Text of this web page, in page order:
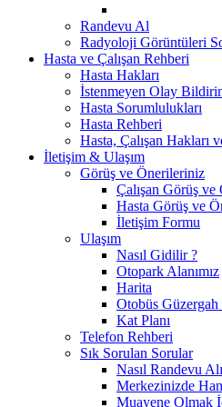
Randevu Al
Radyoloji Görüntüleri
Hasta ve Çalışan Rehberi
Hasta Hakları
İstenmeyen Olay
Hasta Sorumlulukları
Hasta Rehberi
Hasta, Çalışan Hakları
İletişim & Ulaşım
Görüş ve Önerileriniz
Çalışan Görüş
Hasta Görüş ve
İletişim Formu
Ulaşım
Nasıl Gidilir ?
Otopark Alanımız
Harita
Otobüs
Kat Planı
Telefon Rehberi
Sık Sorulan Sorular
Nasıl Randevu
Merkezinizde
Muayene Olmak